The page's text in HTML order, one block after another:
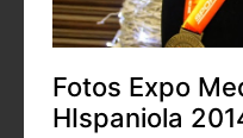
Fotos Expo
HIspaniola